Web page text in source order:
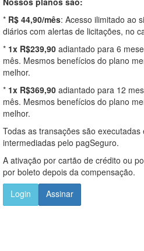
* R$ 44,90/mês: Acesso ilimitado ao
diários com alertas de licitações, no
* 1x R$239,90 adiantado para 6
mês. Mesmos benefícios do plano
melhor.
* 1x R$369,90 adiantado para 12
mês. Mesmos benefícios do plano
melhor.
Todas as transações são
intermediadas pelo pagSeguro.
A ativação por cartão de crédito ou
por boleto depois da compensação.
Login
Assinar